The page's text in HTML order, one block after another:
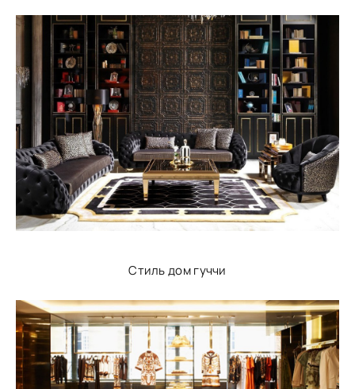
Стиль дом гуччи